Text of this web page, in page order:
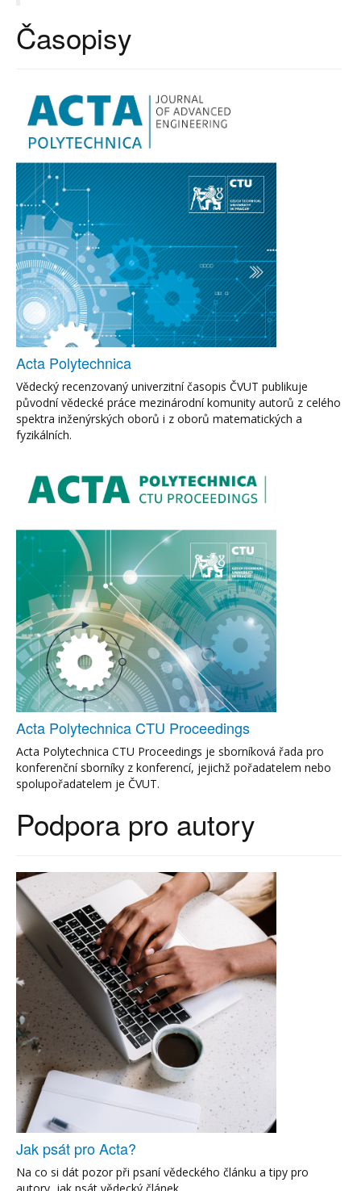
Časopisy
Acta Polytechnica
Vědecký recenzovaný univerzitní časopis ČVUT publikuje
původní vědecké práce mezinárodní komunity autorů z celého
spektra inženýrských oborů i z oborů matematických a
fyzikálních.
Acta Polytechnica CTU Proceedings
Acta Polytechnica CTU Proceedings je sborníková řada pro
konferenční sborníky z konferencí, jejichž pořadatelem nebo
spolupořadatelem je ČVUT.
Podpora pro autory
Jak psát pro Acta?
Na co si dát pozor při psaní vědeckého článku a tipy pro